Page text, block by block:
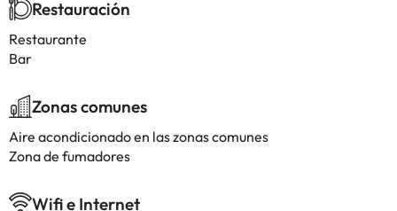
Restauración
Restaurante
Bar
Zonas comunes
Aire acondicionado en las zonas comunes
Zona de fumadores
Wifi e Internet